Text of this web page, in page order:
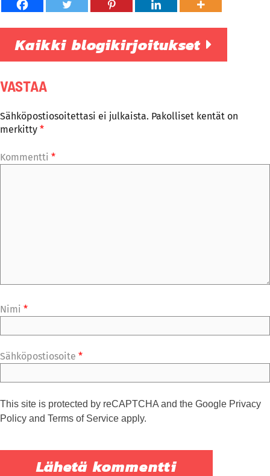
Kaikki blogikirjoitukset
VASTAA
Sähköpostiosoitettasi ei julkaista. Pakolliset kentät on
merkitty *
Kommentti *
Nimi *
Sähköpostiosoite *
This site is protected by reCAPTCHA and the Google Privacy
Policy and Terms of Service apply.